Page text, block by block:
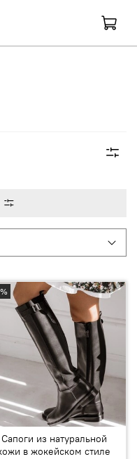
Сапоги из натуральной
в жокейском стиле